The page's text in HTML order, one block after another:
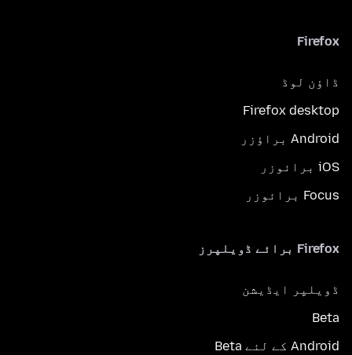
Firefox
ڈاؤن لوڈ
Firefox desktop
Android براؤزر
iOS برائوزر
Focus برائوزر
Firefox برائے ڈویلپرز
ڈویلپر ایڈیشن
Beta
Android کے لئے Beta